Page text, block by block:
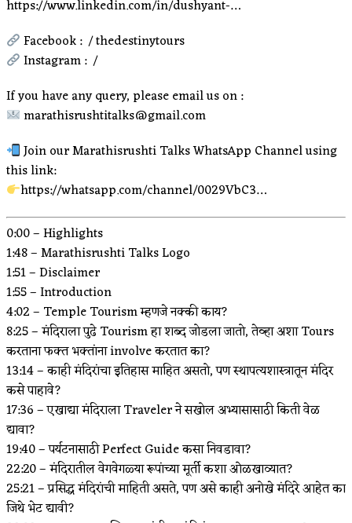
‪https://www.linkedin.com/in/dushyant-…
Facebook : ‪ / thedestinytours‬
Instagram : ‪ / ‬
If you have any query, please email us on :
marathisrushtitalks@gmail.com
Join our Marathisrushti Talks WhatsApp Channel using
this link:
‪https://whatsapp.com/channel/0029VbC3…
0:00 – Highlights
1:48 – Marathisrushti Talks Logo
1:51 – Disclaimer
1:55 – Introduction
4:02 – Temple Tourism म्हणजे नक्की काय?
8:25 – मंदिराला पुढे Tourism हा शब्द जोडला जातो, तेव्हा अशा Tours
करताना फक्त भक्तांना involve करतात का?
13:14 – काही मंदिरांचा इतिहास माहित असतो, पण स्थापत्यशास्त्रातून मंदिर
कसे पाहावे?
17:36 – एखाद्या मंदिराला Traveler ने सखोल अभ्यासासाठी किती वेळ
द्यावा?
19:40 – पर्यटनासाठी Perfect Guide कसा निवडावा?
22:20 – मंदिरातील वेगवेगळ्या रूपांच्या मूर्ती कशा ओळखाव्यात?
25:21 – प्रसिद्ध मंदिरांची माहिती असते, पण असे काही अनोखे मंदिरे आहेत का
जिथे भेट द्यावी?